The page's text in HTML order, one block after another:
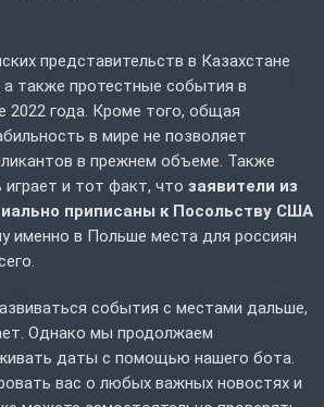
представительств в Казахстане
а также протестные события в
2022 года. Кроме того, общая
в мире не позволяет
в прежнем объеме. Также
и тот факт, что заявители из
приписаны к Посольству США
именно в Польше места для россиян
события с местами дальше,
Однако мы продолжаем
даты с помощью нашего бота.
вас о любых важных новостях и